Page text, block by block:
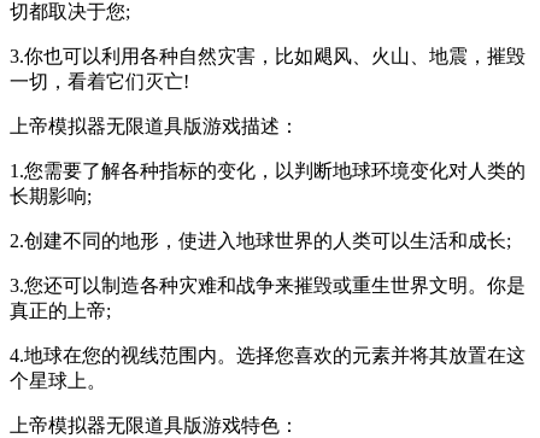
切都取决于您;
3.你也可以利用各种自然灾害，比如飓风、火山、地震，摧毁
一切，看着它们灭亡!
上帝模拟器无限道具版游戏描述：
1.您需要了解各种指标的变化，以判断地球环境变化对人类的
长期影响;
2.创建不同的地形，使进入地球世界的人类可以生活和成长;
3.您还可以制造各种灾难和战争来摧毁或重生世界文明。你是
真正的上帝;
4.地球在您的视线范围内。选择您喜欢的元素并将其放置在这
个星球上。
上帝模拟器无限道具版游戏特色：